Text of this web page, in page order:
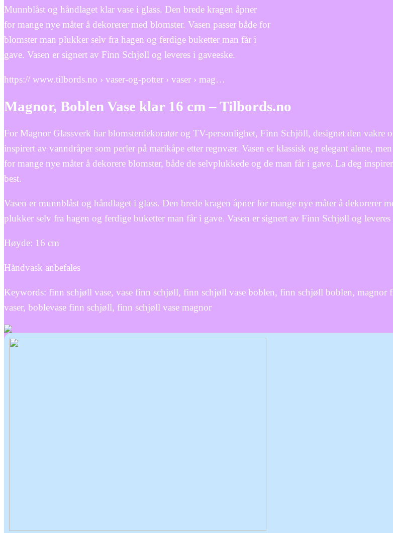
Munnblåst og håndlaget klar vase i glass. Den brede kragen åpner
for mange nye måter å dekorerer med blomster. Vasen passer både for
blomster man plukker selv fra hagen og ferdige buketter man får i
gave. Vasen er signert av Finn Schjøll og leveres i gaveeske.
https:// www.tilbords.no › vaser-og-potter › vaser › mag…
Magnor, Boblen Vase klar 16 cm – Tilbords.no
For Magnor Glassverk har blomsterdekoratør og TV-personlighet, Finn Schjöll, designet den vakre
inspirert av vanndråper som perler på marikåpe etter regnvær. Vasen er klassisk og elegant alene,
for mange nye måter å dekorere blomster, både de selvplukkede og de man får i gave. La deg
best.
Vasen er munnblåst og håndlaget i glass. Den brede kragen åpner for mange nye måter å dekorerer
plukker selv fra hagen og ferdige buketter man får i gave. Vasen er signert av Finn Schjøll og leveres
Høyde: 16 cm
Håndvask anbefales
Keywords: finn schjøll vase, vase finn schjøll, finn schjøll vase boblen, finn schjøll boblen,
vaser, boblevase finn schjøll, finn schjøll vase magnor